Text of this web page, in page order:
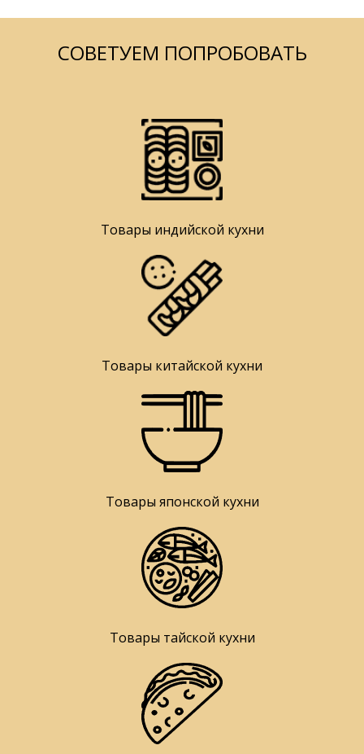
СОВЕТУЕМ ПОПРОБОВАТЬ
Товары индийской кухни
Товары китайской кухни
Товары японской кухни
Товары тайской кухни